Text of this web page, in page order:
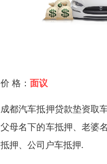
价 格： 面议
成都汽车抵押贷款垫资取
父母名下的车抵押、老婆
抵押、公司户车抵押.